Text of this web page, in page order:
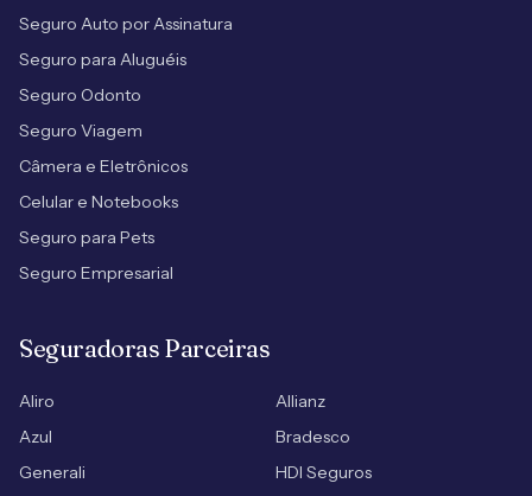
Seguro Auto por Assinatura
Seguro para Aluguéis
Seguro Odonto
Seguro Viagem
Câmera e Eletrônicos
Celular e Notebooks
Seguro para Pets
Seguro Empresarial
Seguradoras Parceiras
Aliro
Allianz
Azul
Bradesco
Generali
HDI Seguros